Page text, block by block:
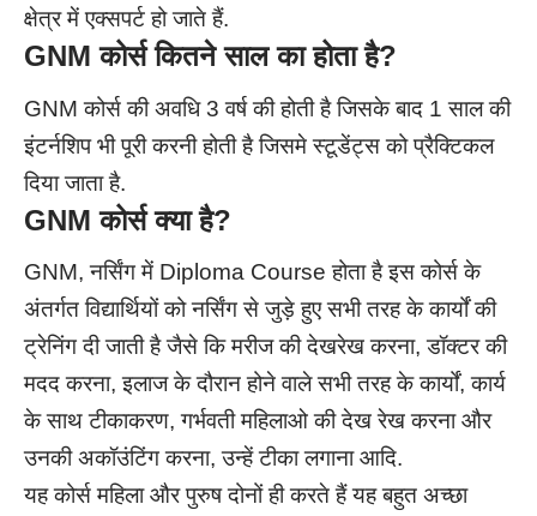
क्षेत्र में एक्सपर्ट हो जाते हैं.
GNM कोर्स कितने साल का होता है?
GNM कोर्स की अवधि 3 वर्ष की होती है जिसके बाद 1 साल की
इंटर्नशिप भी पूरी करनी होती है जिसमे स्टूडेंट्स को प्रैक्टिकल
दिया जाता है.
GNM कोर्स क्या है?
GNM, नर्सिंग में Diploma Course होता है इस कोर्स के
अंतर्गत विद्यार्थियों को नर्सिंग से जुड़े हुए सभी तरह के कार्यों की
ट्रेनिंग दी जाती है जैसे कि मरीज की देखरेख करना, डॉक्टर की
मदद करना, इलाज के दौरान होने वाले सभी तरह के कार्यों, कार्य
के साथ टीकाकरण, गर्भवती महिलाओ की देख रेख करना और
उनकी अकॉउंटिंग करना, उन्हें टीका लगाना आदि.
यह कोर्स महिला और पुरुष दोनों ही करते हैं यह बहुत अच्छा